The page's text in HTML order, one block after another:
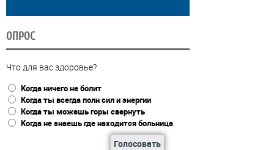
ОПРОС
Что для вас здоровье?
Когда ничего не болит
Когда ты всегда полн сил и энергии
Когда ты можешь горы свернуть
Когда не знаешь где находится больница
Голосовать